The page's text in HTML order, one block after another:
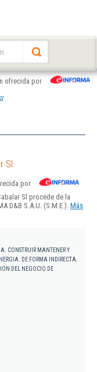
ofrecida por
Sl
por
Sl procede de la
D&B S.A.U. (S.M.E.). Más
CONSTRUIR MANTENER Y
DE FORMA INDIRECTA.
DEL NEGOCIO DE